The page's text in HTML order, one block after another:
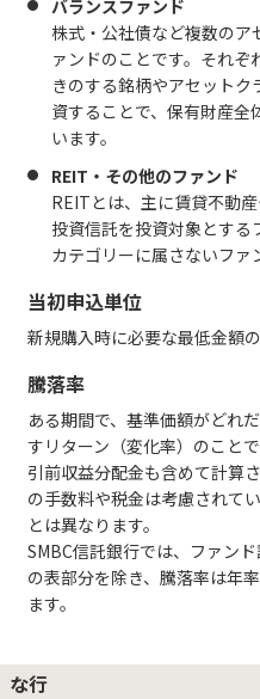
バランスファンド
株式・公社債など複数のア
ァンドのことです。それ
きのする銘柄やアセット
資することで、保有財産
います。
REIT・その他のファンド
REITとは、主に賃貸不動
投資信託を投資対象とする
カテゴリーに属さないファ
当初申込単位
新規購入時に必要な最低金額の
騰落率
ある期間で、基準価額がどれ
すリターン（変化率）のこと
引前収益分配金も含めて計算
の手数料や税金は考慮されて
とは異なります。
SMBC信託銀行では、ファン
の表部分を除き、騰落率は年
ます。
な行